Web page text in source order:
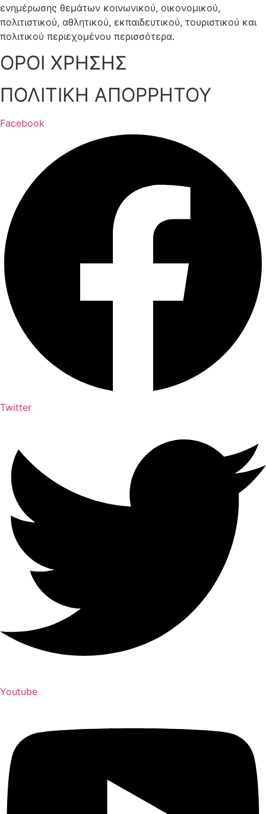
ενημέρωσης θεμάτων κοινωνικού, οικονομικού,
πολιτιστικού, αθλητικού, εκπαιδευτικού, τουριστικού και
πολιτικού περιεχομένου περισσότερα.
ΟΡΟΙ ΧΡΗΣΗΣ
ΠΟΛΙΤΙΚΗ ΑΠΟΡΡΗΤΟΥ
Facebook
Twitter
Youtube